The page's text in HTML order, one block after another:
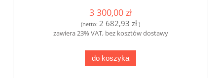
3 300,00 zł
(netto: 2 682,93 zł )
zawiera 23% VAT, bez kosztów dostawy
do koszyka